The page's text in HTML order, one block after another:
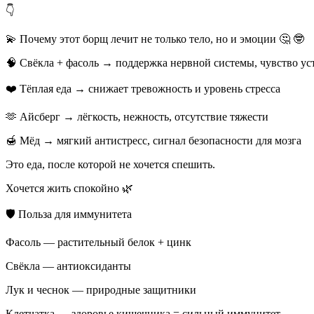
👇
💫 Почему этот борщ лечит не только тело, но и эмоции 🤔 🤓
🧠 Свёкла + фасоль → поддержка нервной системы, чувство
❤️ Тёплая еда → снижает тревожность и уровень стресса
🫶 Айсберг → лёгкость, нежность, отсутствие тяжести
🍯 Мёд → мягкий антистресс, сигнал безопасности для мозга
Это еда, после которой не хочется спешить.
Хочется жить спокойно 🌿
🛡️ Польза для иммунитета
Фасоль — растительный белок + цинк
Свёкла — антиоксиданты
Лук и чеснок — природные защитники